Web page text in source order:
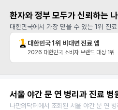
환자와 정부 모두가 신뢰하는
대한민국에서 가장 믿을 수 있는 1위 진
대한민국 1위 비대면 진료 앱
2026 대한민국 소비자 브랜드 대상 1위
서울 야간 문 연 병리과 진료
나만의닥터에서 조회된 서울 야간 문 연